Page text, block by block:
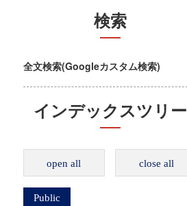
検索
全文検索(Googleカスタム検索)
インデックスツリー
open all close all
Public